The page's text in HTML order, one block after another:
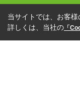
当サイトでは、お客
詳しくは、当社の 「